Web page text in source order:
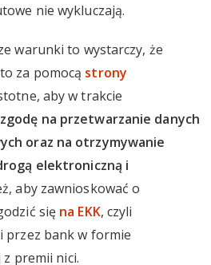
nie wykluczają.
warunki to wystarczy, że
za pomocą strony
aby w trakcie
na przetwarzanie danych
oraz na otrzymywanie
elektroniczną i
aby zawnioskować o
się na EKK, czyli
przez bank w formie
premii nici.